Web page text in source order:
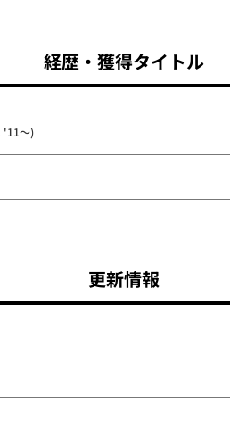
経歴・獲得タイトル
'11～)
更新情報